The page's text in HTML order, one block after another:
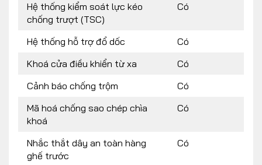
Hệ thống kiểm soát lực kéo
chống trượt (TSC)
Có
Hệ thống hỗ trợ đổ dốc
Có
Khoá cửa điều khiển từ xa
Có
Cảnh báo chống trộm
Có
Mã hoá chống sao chép chìa
khoá
Có
Nhắc thắt dây an toàn hàng
ghế trước
Có